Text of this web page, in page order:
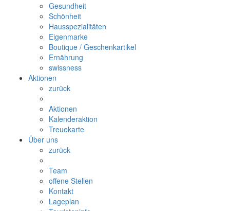
Gesundheit
Schönheit
Hausspezialitäten
Eigenmarke
Boutique / Geschenkartikel
Ernährung
swissness
Aktionen
zurück
Aktionen
Kalenderaktion
Treuekarte
Über uns
zurück
Team
offene Stellen
Kontakt
Lageplan